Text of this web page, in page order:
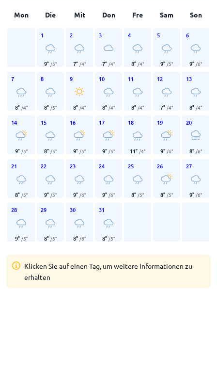
Mon Die Mit Don Fre Sam Son
1
9° /5°
2
7° /4°
3
7° /4°
4
8° /4°
5
9° /5°
6
9° /6°
7
8° /4°
8
8° /5°
9
8° /4°
10
8° /4°
11
8° /4°
12
7° /4°
13
8° /4°
14
9° /5°
15
8° /5°
16
9° /5°
17
9° /5°
18
11° /4°
19
9° /6°
20
8° /6°
21
8° /5°
22
9° /5°
23
9° /6°
24
9° /6°
25
8° /5°
26
8° /5°
27
9° /6°
28
9° /5°
29
8° /5°
30
8° /6°
31
8° /5°
Klicken Sie auf einen Tag, um weitere Informationen zu
erhalten